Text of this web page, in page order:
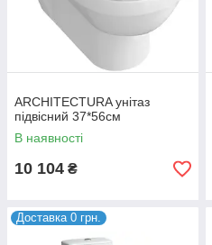
ARCHITECTURA унітаз
підвісний 37*56см
В наявності
10 104 ₴
Доставка 0 грн.